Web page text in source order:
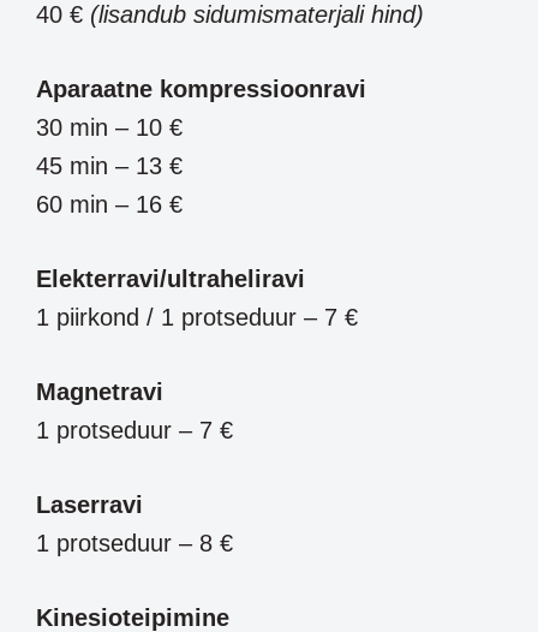
40 € (lisandub sidumismaterjali hind)
Aparaatne kompressioonravi
30 min – 10 €
45 min – 13 €
60 min – 16 €
Elekterravi/ultraheliravi
1 piirkond / 1 protseduur – 7 €
Magnetravi
1 protseduur – 7 €
Laserravi
1 protseduur – 8 €
Kinesioteipimine